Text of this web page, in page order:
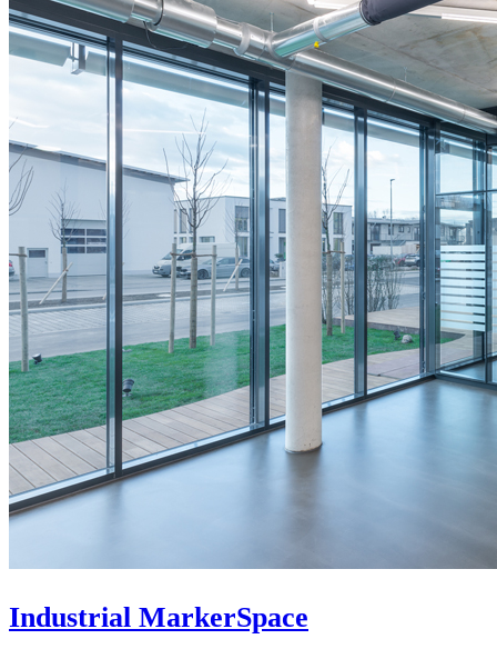
Industrial MarkerSpace